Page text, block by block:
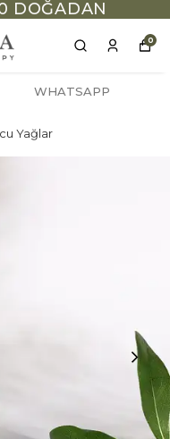
DOĞADAN
0
WHATSAPP
Yağlar